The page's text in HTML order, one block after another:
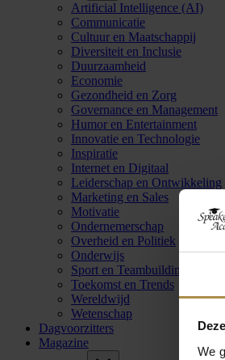
We
Artificial Intelligence (AI)
Communicatie
Cultuur en Maatschappij
Diversiteit en Inclusie
Duurzaamheid
Economie
Gezondheid en Zorg
Governance en Management
Humor en Entertainment
Innovatie en Technologie
Inspiratie
Internet en Digitaal
Leiderschap en Ontwikkeling
Marketing en Sales
Motivatie
Ondernemerschap
Overheid en Politiek
Onderwijs
Sport en Teambuilding
Toekomst en Trends
Wereldwijd
Wetenschap
Dagvoorzitters
Magazine